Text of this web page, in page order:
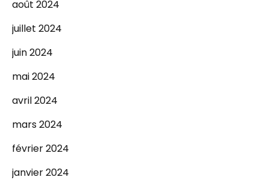
août 2024
juillet 2024
juin 2024
mai 2024
avril 2024
mars 2024
février 2024
janvier 2024